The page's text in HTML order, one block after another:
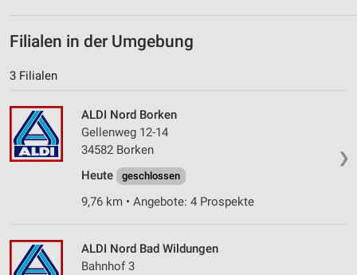
Filialen in der Umgebung
3 Filialen
❯
ALDI Nord Borken
Gellenweg 12-14
34582 Borken
Heute
geschlossen
9,76 km • Angebote: 4 Prospekte
ALDI Nord Bad Wildungen
Bahnhof 3